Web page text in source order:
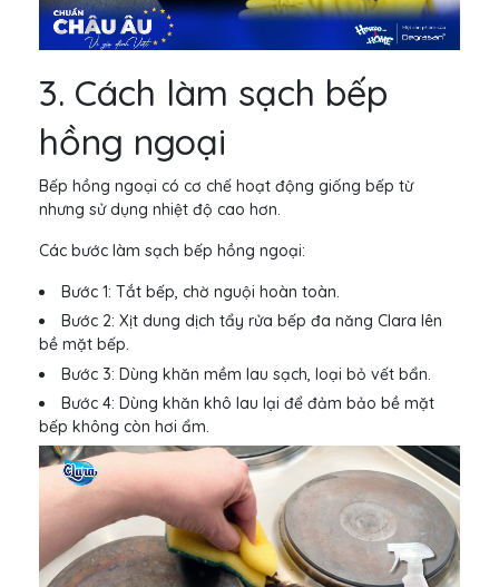
3. Cách làm sạch bếp
hồng ngoại
Bếp hồng ngoại có cơ chế hoạt động giống bếp từ
nhưng sử dụng nhiệt độ cao hơn.
Các bước làm sạch bếp hồng ngoại:
Bước 1: Tắt bếp, chờ nguội hoàn toàn.
Bước 2: Xịt dung dịch tẩy rửa bếp đa năng Clara lên
bề mặt bếp.
Bước 3: Dùng khăn mềm lau sạch, loại bỏ vết bẩn.
Bước 4: Dùng khăn khô lau lại để đảm bảo bề mặt
bếp không còn hơi ẩm.